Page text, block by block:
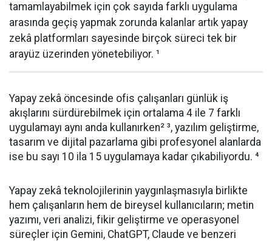
tamamlayabilmek için çok sayıda farklı uygulama
arasında geçiş yapmak zorunda kalanlar artık yapay
zekâ platformları sayesinde birçok süreci tek bir
arayüz üzerinden yönetebiliyor. ¹
Yapay zekâ öncesinde ofis çalışanları günlük iş
akışlarını sürdürebilmek için ortalama 4 ile 7 farklı
uygulamayı aynı anda kullanırken² ³, yazılım geliştirme,
tasarım ve dijital pazarlama gibi profesyonel alanlarda
ise bu sayı 10 ila 15 uygulamaya kadar çıkabiliyordu. ⁴
Yapay zekâ teknolojilerinin yaygınlaşmasıyla birlikte
hem çalışanların hem de bireysel kullanıcıların; metin
yazımı, veri analizi, fikir geliştirme ve operasyonel
süreçler için Gemini, ChatGPT, Claude ve benzeri